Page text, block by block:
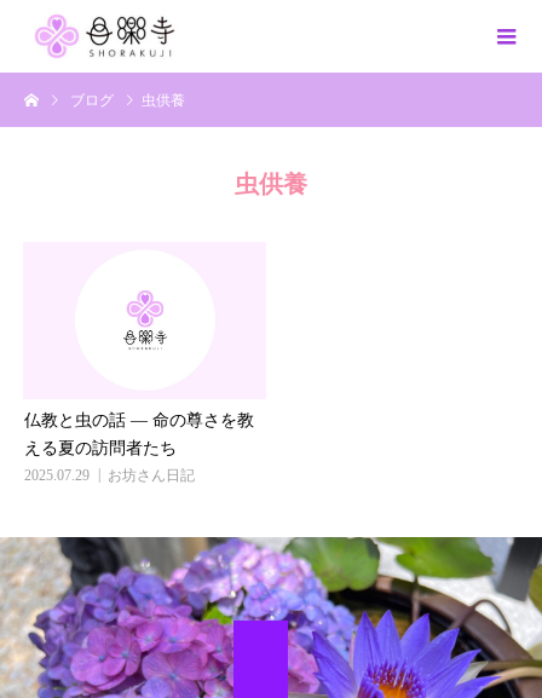
ブログ 虫供養
虫供養
仏教と虫の話 ― 命の尊さを教
える夏の訪問者たち
2025.07.29 お坊さん日記